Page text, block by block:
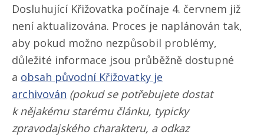
Dosluhující Křižovatka počínaje 4. červnem již
není aktualizována. Proces je naplánován tak,
aby pokud možno nezpůsobil problémy,
důležité informace jsou průběžně dostupné
a obsah původní Křižovatky je
archivován (pokud se potřebujete dostat
k nějakému starému článku, typicky
zpravodajského charakteru, a odkaz